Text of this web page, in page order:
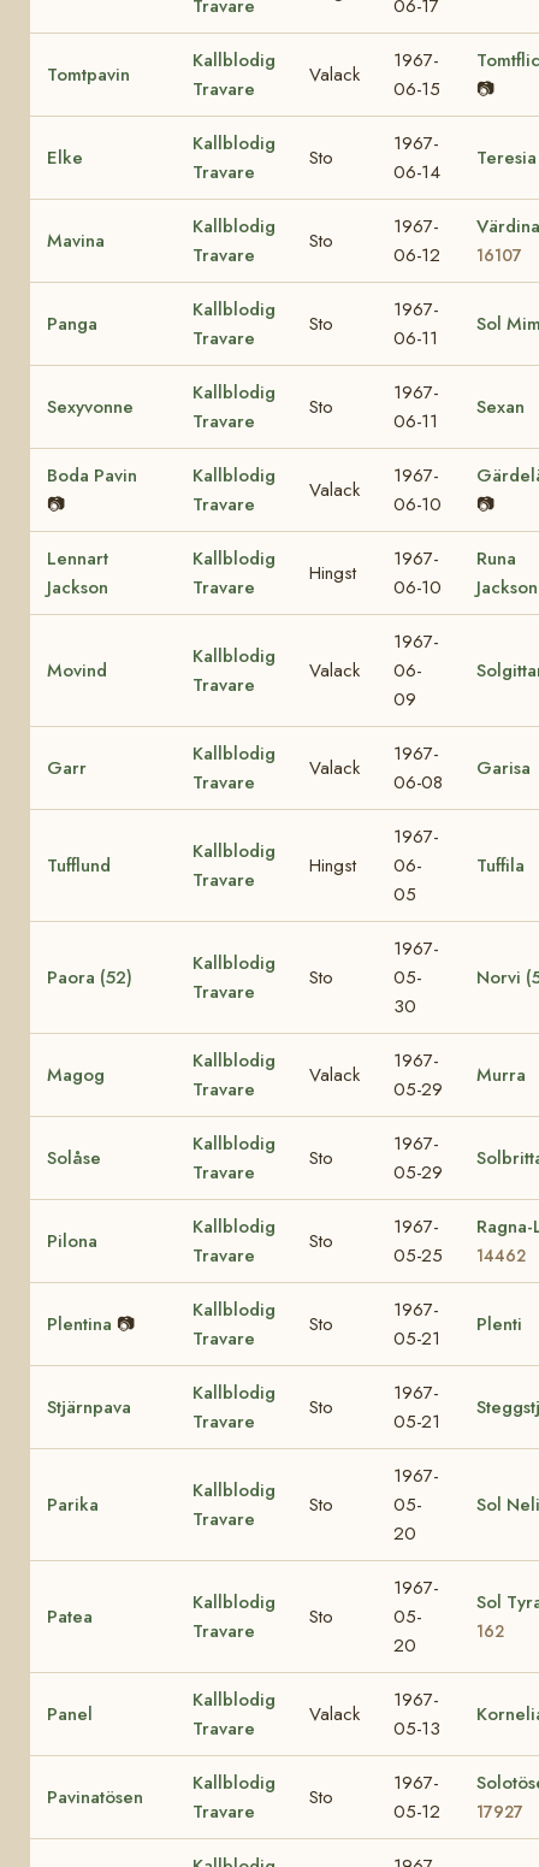
Travare
06-17
Tomtpavin
Kallblodig
Travare
Valack
1967-
06-15
📷
Elke
Kallblodig
Travare
Sto
1967-
06-14
Teresia
Mavina
Kallblodig
Travare
Sto
1967-
06-12
Värdina
16107
Panga
Kallblodig
Travare
Sto
1967-
06-11
Sol
Sexyvonne
Kallblodig
Travare
Sto
1967-
06-11
Sexan
Boda Pavin
📷
Kallblodig
Travare
Valack
1967-
06-10
📷
Lennart
Jackson
Kallblodig
Travare
Hingst
1967-
06-10
Runa
Jackson
Movind
Kallblodig
Travare
Valack
1967-
06-
09
Garr
Kallblodig
Travare
Valack
1967-
06-08
Garisa
Tufflund
Kallblodig
Travare
Hingst
1967-
06-
05
Tuffila
Paora (52)
Kallblodig
Travare
Sto
1967-
05-
30
Norvi
Magog
Kallblodig
Travare
Valack
1967-
05-29
Murra
Solåse
Kallblodig
Travare
Sto
1967-
05-29
Pilona
Kallblodig
Travare
Sto
1967-
05-25
14462
Plentina 📷
Kallblodig
Travare
Sto
1967-
05-21
Plenti
Stjärnpava
Kallblodig
Travare
Sto
1967-
05-21
Parika
Kallblodig
Travare
Sto
1967-
05-
20
Sol Neli
Patea
Kallblodig
Travare
Sto
1967-
05-
20
Sol
162
Panel
Kallblodig
Travare
Valack
1967-
05-13
Pavinatösen
Kallblodig
Travare
Sto
1967-
05-12
17927